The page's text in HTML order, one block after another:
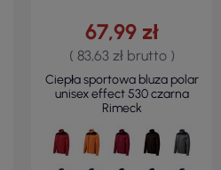
67,99 zł
( 83,63 zł brutto )
Ciepła sportowa bluza polar
unisex effect 530 czarna
Rimeck